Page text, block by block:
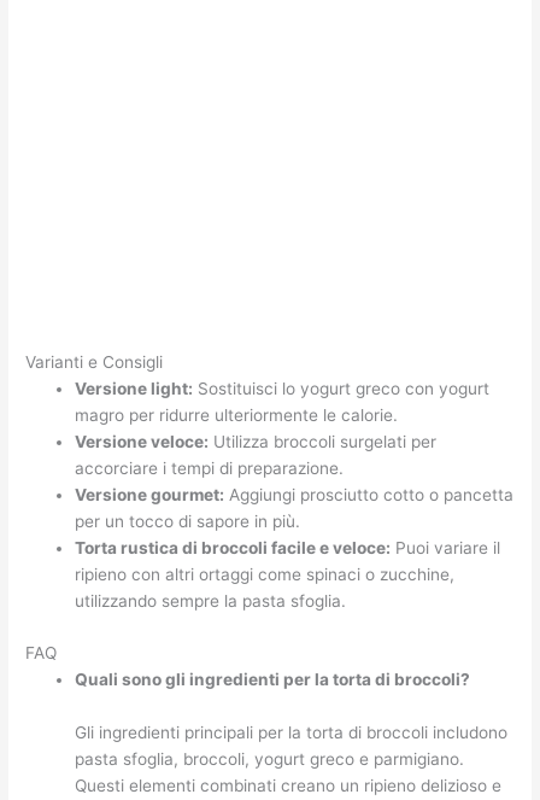
Varianti e Consigli
Versione light: Sostituisci lo yogurt greco con yogurt
magro per ridurre ulteriormente le calorie.
Versione veloce: Utilizza broccoli surgelati per
accorciare i tempi di preparazione.
Versione gourmet: Aggiungi prosciutto cotto o pancetta
per un tocco di sapore in più.
Torta rustica di broccoli facile e veloce: Puoi variare il
ripieno con altri ortaggi come spinaci o zucchine,
utilizzando sempre la pasta sfoglia.
FAQ
Quali sono gli ingredienti per la torta di broccoli?
Gli ingredienti principali per la torta di broccoli includono
pasta sfoglia, broccoli, yogurt greco e parmigiano.
Questi elementi combinati creano un ripieno delizioso e